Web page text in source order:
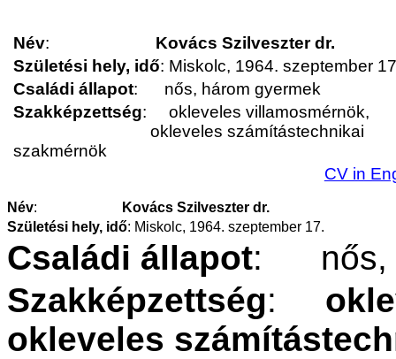
Név:
Kovács Szilveszter dr.
Születési hely, idő: Miskolc, 1964. szeptember
Családi állapot:
nős, három gyermek
Szakképzettség:
okleveles villamosmérnök,
okleveles számítástechnikai
szakmérnök
CV in
Név: Kovács Szilveszter dr.
Születési hely, idő: Miskolc, 1964. szeptember 17.
Családi állapot: nős,
Szakképzettség:
okleveles